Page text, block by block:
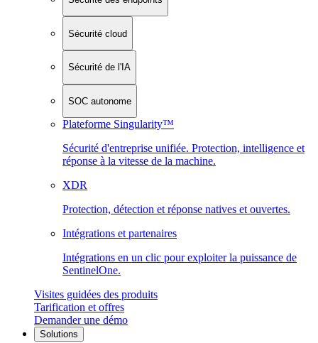
Sécurité cloud
Sécurité de l'IA
SOC autonome
Plateforme Singularity™
Sécurité d'entreprise unifiée. Protection, intelligence et
réponse à la vitesse de la machine.
XDR
Protection, détection et réponse natives et ouvertes.
Intégrations et partenaires
Intégrations en un clic pour exploiter la puissance de
SentinelOne.
Visites guidées des produits
Tarification et offres
Demander une démo
Solutions